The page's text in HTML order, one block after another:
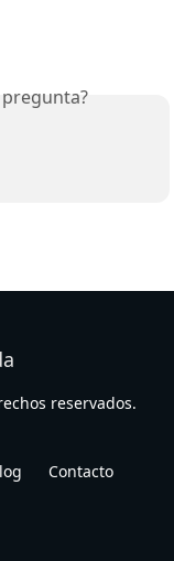
reservados.
Contacto